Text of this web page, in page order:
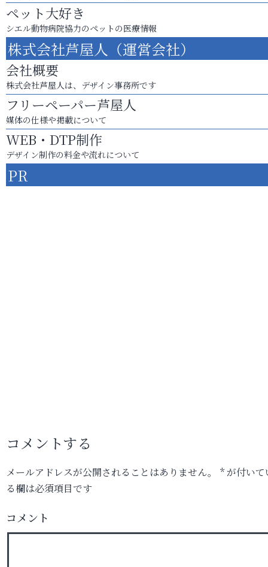
ペット大好き
シエル動物病院協力のペットの医療情報
株式会社芦屋人（運営会社）
会社概要
株式会社芦屋人は、デザイン事務所です
フリーペーパー芦屋人
媒体の仕様や掲載について
WEB・DTP制作
デザイン制作の料金や流れについて
PR
コメントする
メールアドレスが公開されることはありません。 *が付いて
る欄は必須項目です
コメント